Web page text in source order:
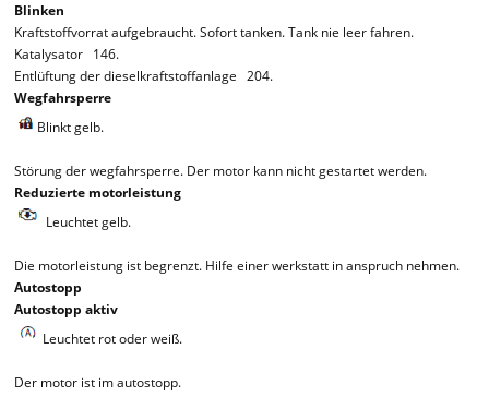
Blinken
Kraftstoffvorrat aufgebraucht. Sofort tanken. Tank nie leer fahren.
Katalysator 146.
Entlüftung der dieselkraftstoffanlage 204.
Wegfahrsperre
Blinkt gelb.
Störung der wegfahrsperre. Der motor kann nicht gestartet werden.
Reduzierte motorleistung
Leuchtet gelb.
Die motorleistung ist begrenzt. Hilfe einer werkstatt in anspruch nehmen.
Autostopp
Autostopp aktiv
Leuchtet rot oder weiß.
Der motor ist im autostopp.